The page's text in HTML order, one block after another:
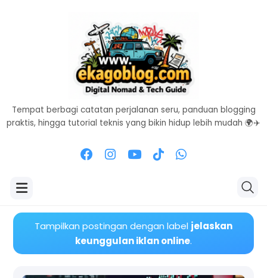
Tempat berbagi catatan perjalanan seru, panduan blogging
praktis, hingga tutorial teknis yang bikin hidup lebih mudah 🌍✈️
Tampilkan postingan dengan label jelaskan
keunggulan iklan online.